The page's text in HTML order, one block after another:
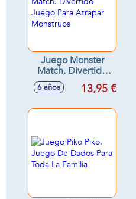
Juego Monster
Match. Divertido
Juego Para Atrapar
Monstruos
6 años 13,95 €